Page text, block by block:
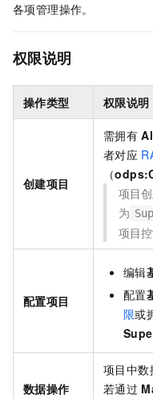
各项管理操作。
权限说明
操作类型 权限说明
创建项目
需拥有
者对应
（
项目
为
项目控
配置项目
编辑
配置
限或
数据操作
项目中数
若通过